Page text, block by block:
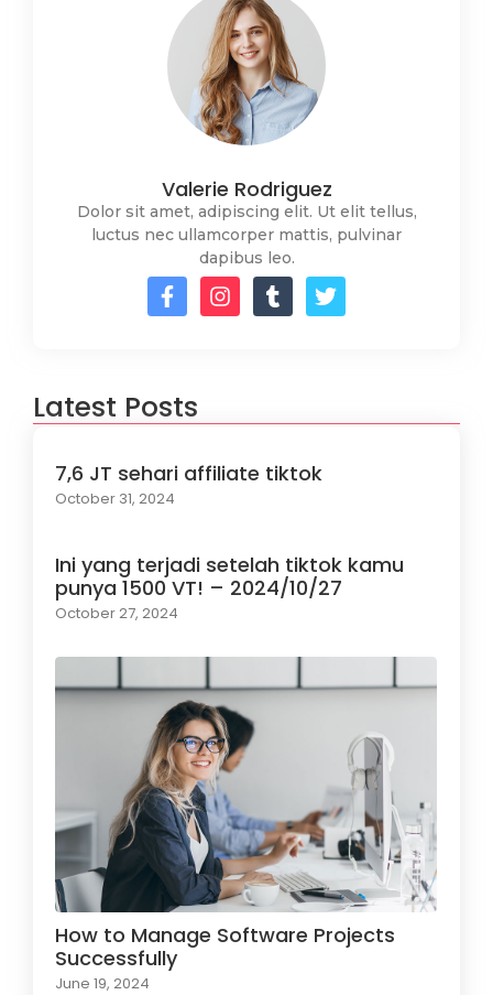
Valerie Rodriguez
Dolor sit amet, adipiscing elit. Ut elit tellus,
luctus nec ullamcorper mattis, pulvinar
dapibus leo.
Latest Posts
7,6 JT sehari affiliate tiktok
October 31, 2024
Ini yang terjadi setelah tiktok kamu
punya 1500 VT! – 2024/10/27
October 27, 2024
How to Manage Software Projects
Successfully
June 19, 2024